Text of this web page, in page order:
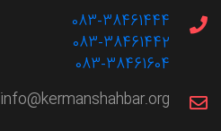
083-38461444
083-38461442
083-38461604
info@kermanshahbar.org